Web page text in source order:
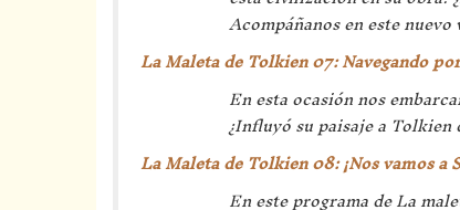
Acompáñanos en este nuevo
La Maleta de Tolkien 07: Navegando
En esta ocasión nos
¿Influyó su paisaje a Tolkien
La Maleta de Tolkien 08: ¡Nos vamos a
En este programa de La